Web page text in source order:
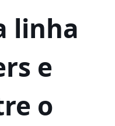
linha
e
o